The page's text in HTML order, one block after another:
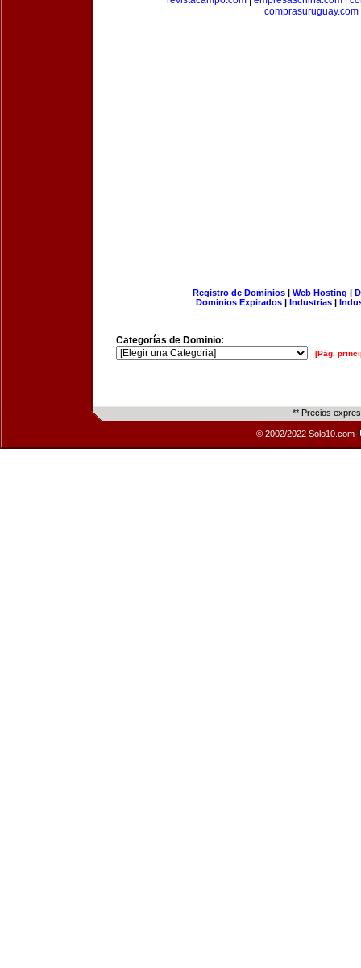
comprasuruguay.com
Registro de Dominios| Web Hosting |
Dominios Expirados | Industrias |
Categorías de Dominio:
[Pág.
** Precios
© 2002/2022 Solo10.com